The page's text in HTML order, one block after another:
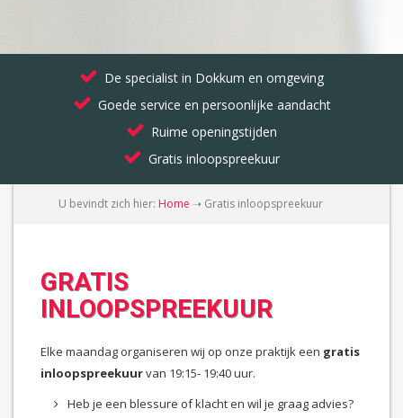
De specialist in Dokkum en omgeving
Goede service en persoonlijke aandacht
Ruime openingstijden
Gratis inloopspreekuur
U bevindt zich hier: Home ➝ Gratis inloopspreekuur
GRATIS
INLOOPSPREEKUUR
Elke maandag organiseren wij op onze praktijk een gratis
inloopspreekuurvan 19:15- 19:40 uur.
Heb je een blessure of klacht en wil je graag advies?